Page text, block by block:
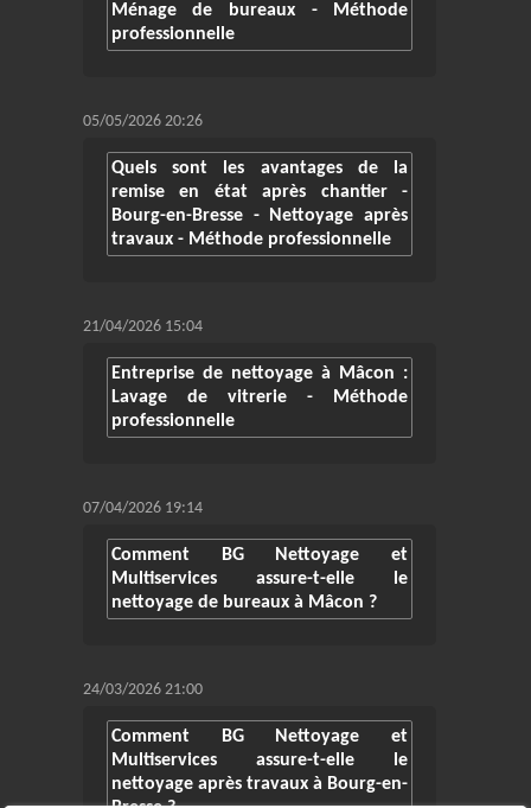
Ménage de bureaux - Méthode
professionnelle
05/05/2026 20:26
Quels sont les avantages de la
remise en état après chantier -
Bourg-en-Bresse - Nettoyage après
travaux - Méthode professionnelle
21/04/2026 15:04
Entreprise de nettoyage à Mâcon :
Lavage de vitrerie - Méthode
professionnelle
07/04/2026 19:14
Comment BG Nettoyage et
Multiservices assure-t-elle le
nettoyage de bureaux à Mâcon ?
24/03/2026 21:00
Comment BG Nettoyage et
Multiservices assure-t-elle le
nettoyage après travaux à Bourg-en-